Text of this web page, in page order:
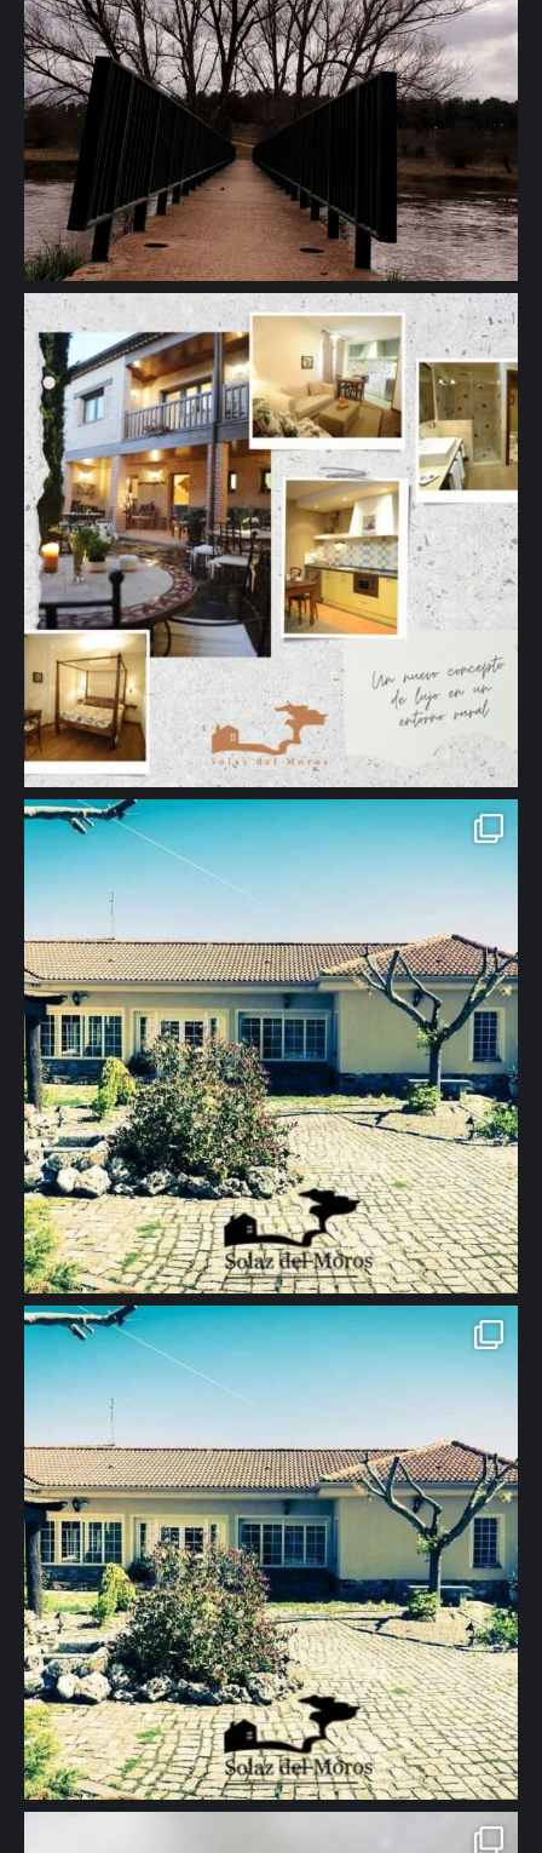
655444295 #turismorural #casarural #apartamentosrurales
#naturaleza #turismo #viajes #descanso #tranquilidad #segovia"
aria-hidden="true">
655444294 #casarural #turismorural #viajes #turismo #descanso
#naturaleza #relax #tranquilidad #segovia" aria-hidden="true">
🖱 www.solazdelmoros.com #turismorural #casarural #jardin #viajes